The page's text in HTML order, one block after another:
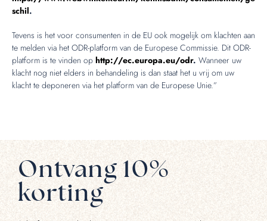
schil.
Tevens is het voor consumenten in de EU ook mogelijk om klachten aan
te melden via het ODR-platform van de Europese Commissie. Dit ODR-
platform is te vinden op http://ec.europa.eu/odr. Wanneer uw
klacht nog niet elders in behandeling is dan staat het u vrij om uw
klacht te deponeren via het platform van de Europese Unie.”
Ontvang 10%
korting